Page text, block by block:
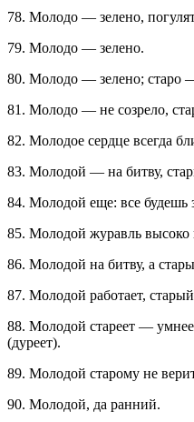
78. Молодо — зелено,
79. Молодо — зелено.
80. Молодо — зелено; старо
81. Молодо — не созрело,
82. Молодое сердце всегда
83. Молодой — на битву,
84. Молодой еще: все будешь
85. Молодой журавль высоко
86. Молодой на битву, а
87. Молодой работает,
88. Молодой стареет —
(дуреет).
89. Молодой старому не
90. Молодой, да ранний.